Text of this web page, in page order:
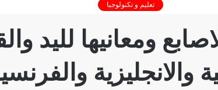
تعليم و تكنولوجيا
ومعانيها لليد
والانجليزية